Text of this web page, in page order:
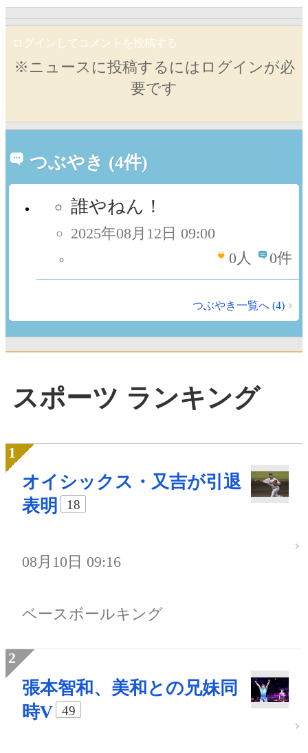
ログインしてコメントを投稿する
※ニュースに投稿するにはログインが必
要です
つぶやき (4件)
誰やねん！
2025年08月12日 09:00
0人 0件
つぶやき一覧へ (4)
スポーツ ランキング
オイシックス・又吉が引退
表明
18
08月10日 09:16
ベースボールキング
張本智和、美和との兄妹同
時V
49